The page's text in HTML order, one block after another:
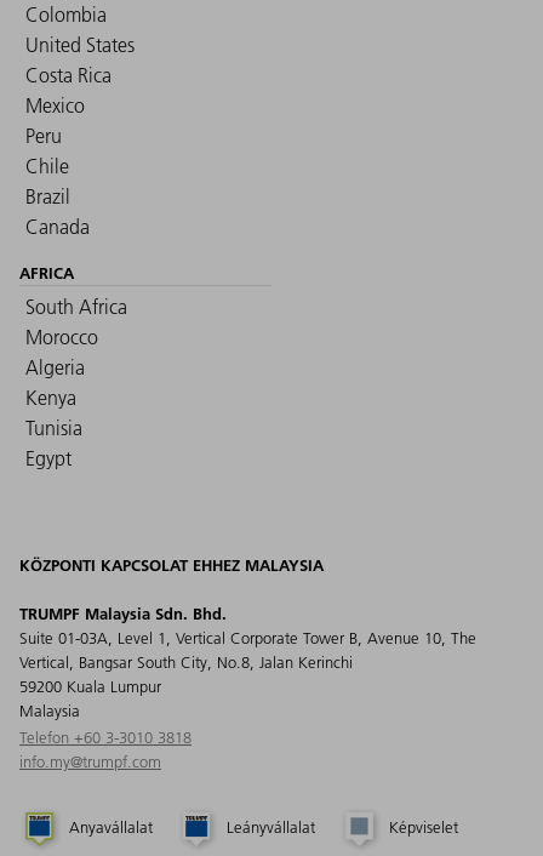
Colombia
United States
Costa Rica
Mexico
Peru
Chile
Brazil
Canada
AFRICA
South Africa
Morocco
Algeria
Kenya
Tunisia
Egypt
KÖZPONTI KAPCSOLAT EHHEZ MALAYSIA
TRUMPF Malaysia Sdn. Bhd.
Suite 01-03A, Level 1, Vertical Corporate Tower B, Avenue 10, The
Vertical, Bangsar South City, No.8, Jalan Kerinchi
59200 Kuala Lumpur
Malaysia
Telefon +60 3-3010 3818
info.my@trumpf.com
Anyavállalat Leányvállalat Képviselet